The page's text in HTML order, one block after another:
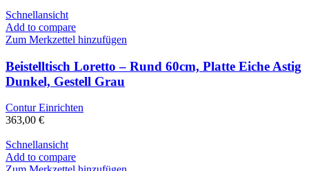
Schnellansicht
Add to compare
Zum Merkzettel hinzufügen
Beistelltisch Loretto – Rund 60cm, Platte Eiche Astig
Dunkel, Gestell Grau
Contur Einrichten
363,00 €
Schnellansicht
Add to compare